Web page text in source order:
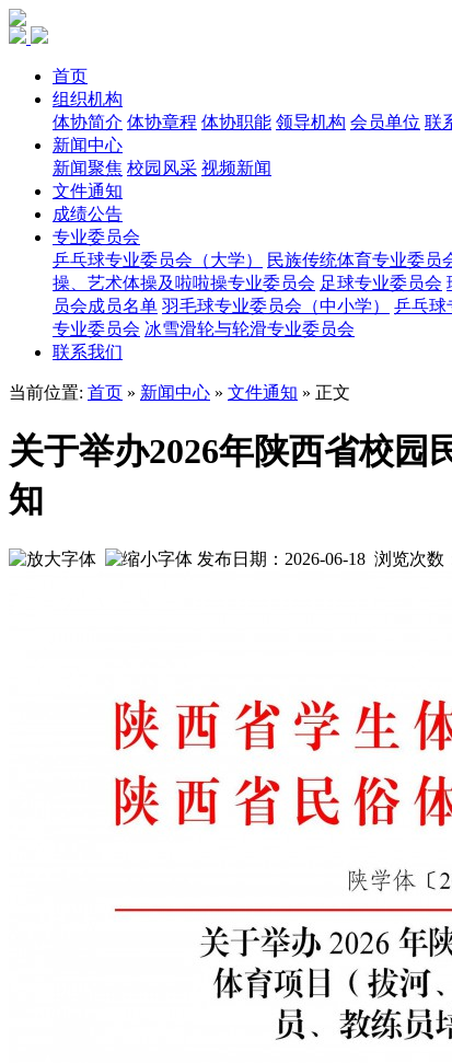
首页
组织机构
体协简介 体协章程 体协职能 领导机构 会员单位 联
新闻中心
新闻聚焦 校园风采 视频新闻
文件通知
成绩公告
专业委员会
乒乓球专业委员会（大学）
民族传统体育专业委员
操、艺术体操及啦啦操专业委员会 足球专业委员会
员会成员名单 羽毛球专业委员会（中小学） 乒乓球
专业委员会 冰雪滑轮与轮滑专业委员会
联系我们
当前位置: 首页 » 新闻中心 » 文件通知 » 正文
关于举办2026年陕西省校
知
发布日期：2026-06-18 浏览次数